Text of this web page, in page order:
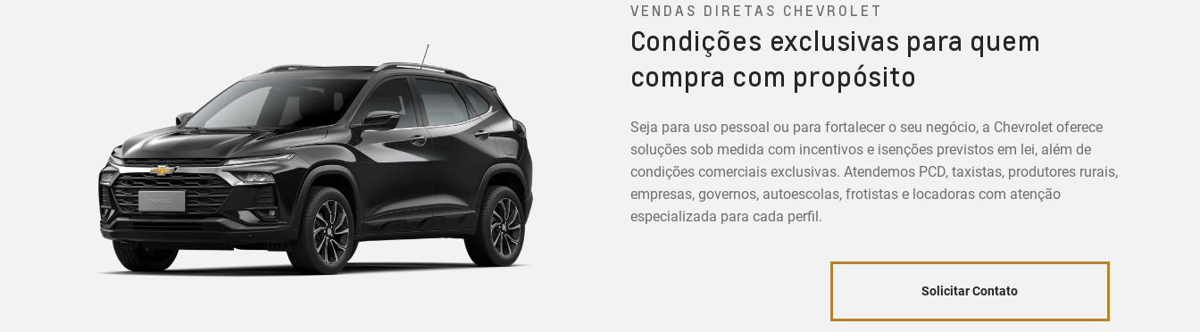
VENDAS DIRETAS CHEVROLET
Condições exclusivas para quem
compra com propósito
Seja para uso pessoal ou para fortalecer o seu negócio, a Chevrolet oferece
soluções sob medida com incentivos e isenções previstos em lei, além de
condições comerciais exclusivas. Atendemos PCD, taxistas, produtores rurais,
empresas, governos, autoescolas, frotistas e locadoras com atenção
especializada para cada perfil.
Solicitar Contato